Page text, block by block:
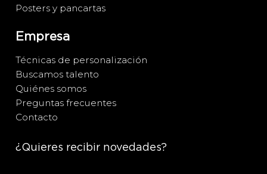
Posters y pancartas
Empresa
Técnicas de personalización
Buscamos talento
Quiénes somos
Preguntas frecuentes
Contacto
¿Quieres recibir novedades?